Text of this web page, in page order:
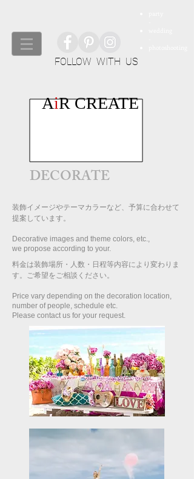
FOLLOW WITH US
AiR CREATE
DECORATE
装飾イメージやテーマカラーなど、予算に合わせて
提案しています。
Decorative images and theme colors, etc.,
we propose according to your.
料金は装飾場所・人数・日程等内容により変わりま
す。ご希望をご相談ください。
Price vary depending on the decoration location,
number of people, schedule etc.
Please contact us for your request.